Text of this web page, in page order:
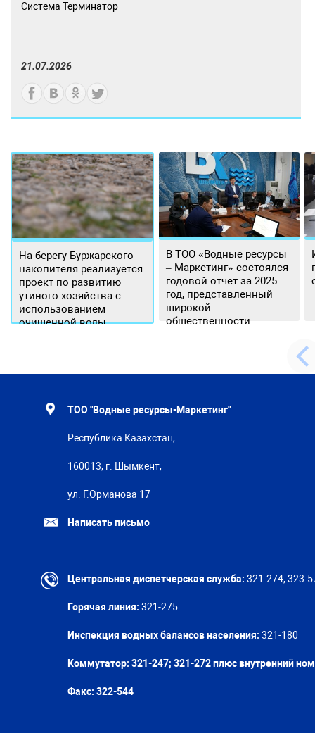
Система Терминатор
21.07.2026
На берегу Буржарского
накопителя реализуется
проект по развитию
утиного хозяйства с
использованием
очищенной воды
В ТОО «Водные ресурсы
– Маркетинг» состоялся
годовой отчет за 2025
год, представленный
широкой
общественности.
ТОО "Водные ресурсы-Маркетинг"
Республика Казахстан,
160013, г. Шымкент,
ул. Г.Орманова 17
Написать письмо
Центральная диспетчерская служба: 321-274, 323-
Горячая линия: 321-275
Инспекция водных балансов населения: 321-180
Коммутатор: 321-247; 321-272 плюс внутренний
Факс: 322-544